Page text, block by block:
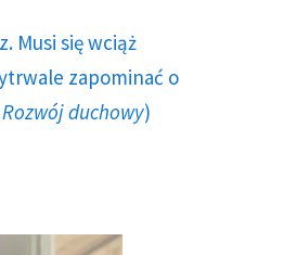
Musi się wciąż
zapominać o
Rozwój duchowy)